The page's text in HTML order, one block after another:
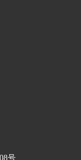
号